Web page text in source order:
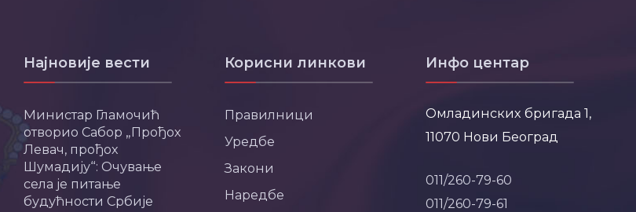
Најновије вести
Министар Гламочић
отворио Сабор „Прођох
Левач, прођох
Шумадију“: Очување
села је питање
будућности Србије
Корисни линкови
Правилници
Уредбе
Закони
Наредбе
Инфо центар
Омладинских бригада 1,
11070 Нови Београд
011/260-79-60
011/260-79-61